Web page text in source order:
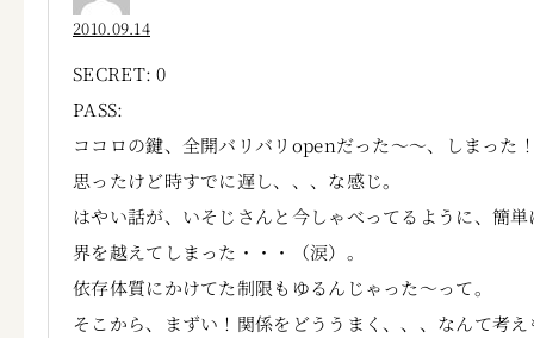
2010.09.14
SECRET: 0
PASS:
ココロの鍵、全開バリバリopenだった～～、しまった
思ったけど時すでに遅し、、、な感じ。
はやい話が、いそじさんと今しゃべってるように、簡単
界を越えてしまった・・・（涙）。
依存体質にかけてた制限もゆるんじゃった～って。
そこから、まずい！関係をどううまく、、、なんて考え